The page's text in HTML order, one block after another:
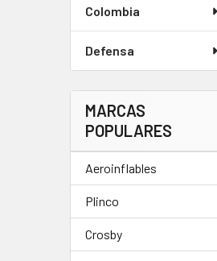
Colombia
Defensa
MARCAS
POPULARES
Aeroinflables
Plinco
Crosby